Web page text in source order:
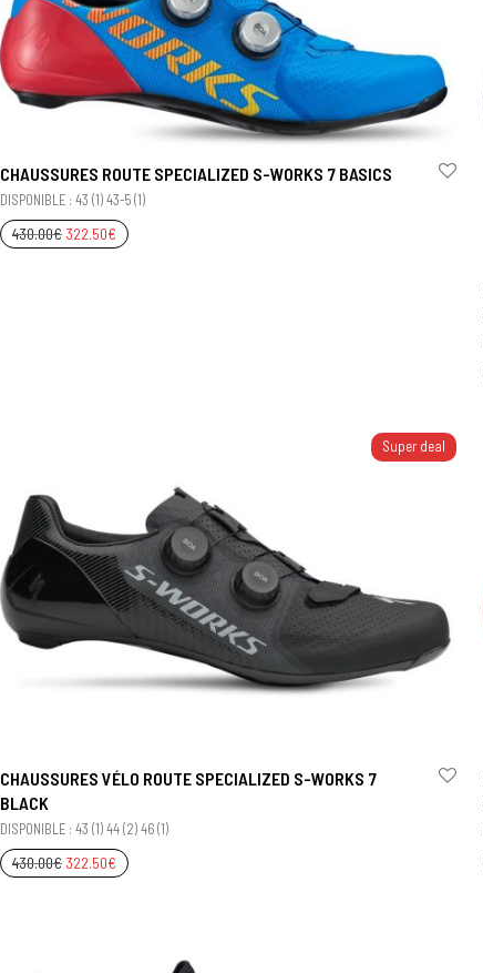
CHAUSSURES ROUTE SPECIALIZED S-WORKS 7 BASICS
DISPONIBLE : 43 (1) 43-5 (1)
430.00€ 322.50€
Super deal
CHAUSSURES VÉLO ROUTE SPECIALIZED S-WORKS 7
BLACK
DISPONIBLE : 43 (1) 44 (2) 46 (1)
430.00€ 322.50€